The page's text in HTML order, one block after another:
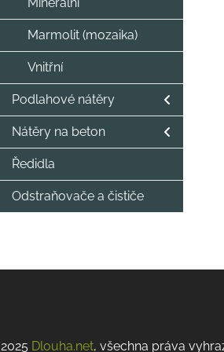
Marmolit (mozaika)
Vnitřní
Podlahové nátěry
Nátěry na beton
Ředidla
Odstraňovače a čističe
2025 Dlouha.net, všechna práva